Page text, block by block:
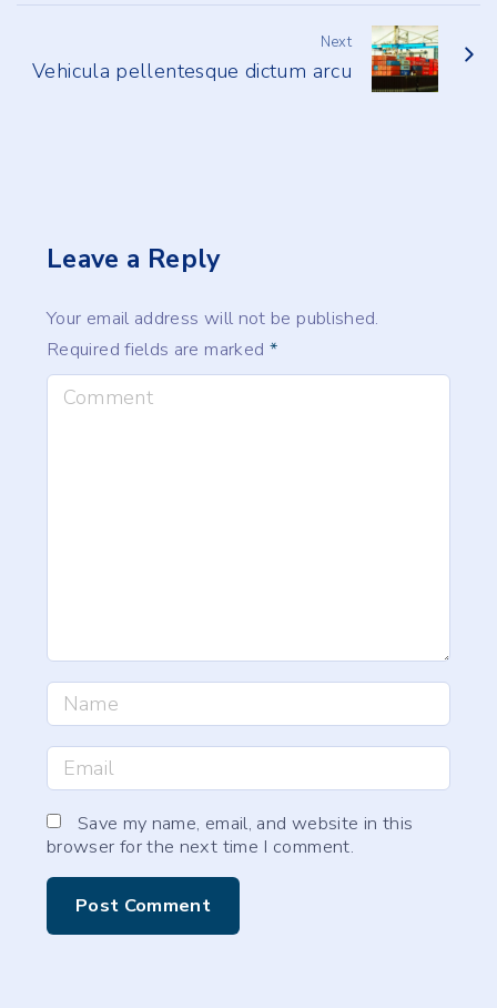
Next
Vehicula pellentesque dictum arcu
Leave a Reply
Your email address will not be published.
Required fields are marked *
a
m
e
*
m
a
i
l
Save my name, email, and website in this
browser for the next time I comment.